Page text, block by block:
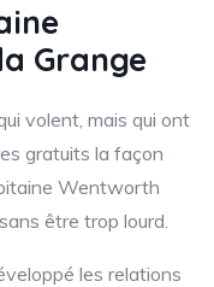
Grange
volent, mais qui ont
gratuits la façon
Wentworth
être trop lourd.
les relations